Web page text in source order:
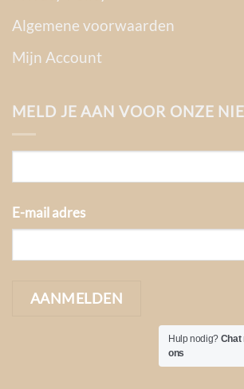
Algemene voorwaarden
Mijn Account
MELD JE AAN VOOR ONZE
E-mail adres
Hulp nodig? Chat
ons